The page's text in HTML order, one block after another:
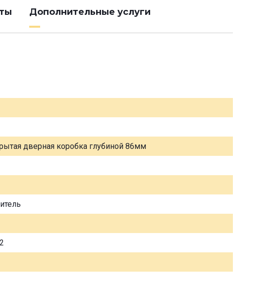
Дополнительные услуги
дверная коробка глубиной 86мм